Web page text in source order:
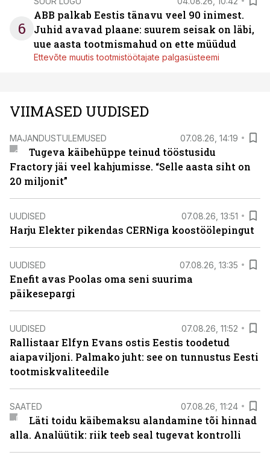
6
ABB palkab Eestis tänavu veel 90 inimest.
Juhid avavad plaane: suurem seisak on läbi,
uue aasta tootmismahud on ette müüdud
Ettevõte muutis tootmistöötajate palgasüsteemi
VIIMASED UUDISED
MAJANDUSTULEMUSED 07.08.26, 14:19
Tugeva käibehüppe teinud tööstusidu
Fractory jäi veel kahjumisse. “Selle aasta siht on
20 miljonit”
UUDISED 07.08.26, 13:51
Harju Elekter pikendas CERNiga koostöölepingut
UUDISED 07.08.26, 13:35
Enefit avas Poolas oma seni suurima
päikesepargi
UUDISED 07.08.26, 11:52
Rallistaar Elfyn Evans ostis Eestis toodetud
aiapaviljoni. Palmako juht: see on tunnustus Eesti
tootmiskvaliteedile
SAATED 07.08.26, 11:24
Läti toidu käibemaksu alandamine tõi hinnad
alla. Analüütik: riik teeb seal tugevat kontrolli